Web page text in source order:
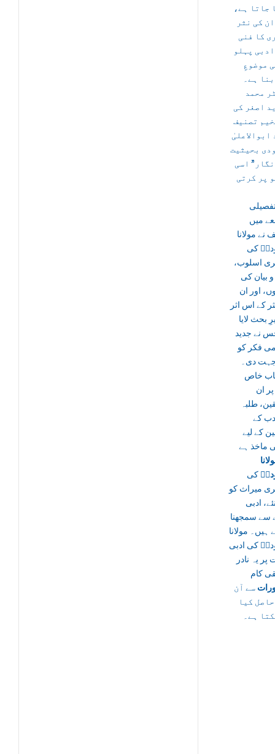
جاتا ہے،
کی نثر
کا فنی
پہلو
موضوعِ
ہے۔
محمد
اصغر کی
تصنیف
ابوالاعلیٰ
بحیثیت
اسی
پر کرتی
میں
نے مولانا
کی
اسلوب،
بیان کی
اور ان
کے اس اثر
بحث لایا
نے جدید
فکر کو
دی۔
خاص
ان
طلبہ
کے
کے لیے
ماخذ ہے
کی
میراث کو
ادبی
سے سمجھنا
ہیں۔ مولانا
کی ادبی
پر یہ نادر
کام
سے آن
حاصل کیا
ہے۔